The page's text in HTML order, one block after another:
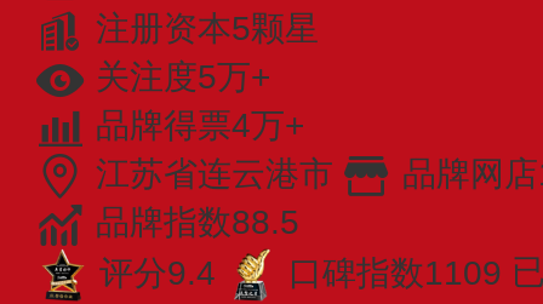
注册资本5颗星
关注度5万+
品牌得票4万+
江苏省连云港市
品牌网
品牌指数88.5
评分9.4
口碑指数1109